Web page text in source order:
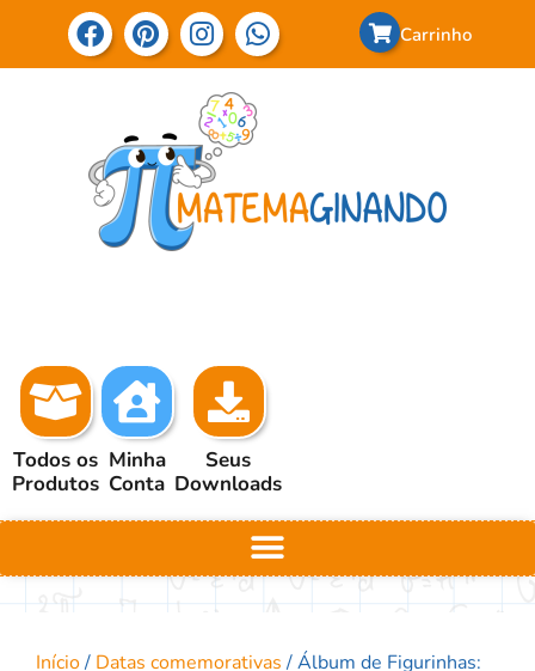
Carrinho
Todos os
Produtos
Minha
Conta
Seus
Downloads
Início/ Datas comemorativas / Álbum de Figurinhas: